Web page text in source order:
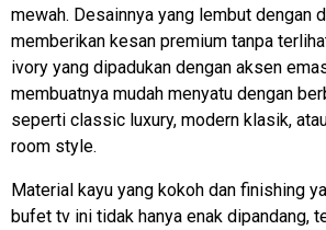
mewah. Desainnya yang lembut dengan
memberikan kesan premium tanpa
ivory yang dipadukan dengan aksen
membuatnya mudah menyatu dengan
seperti classic luxury, modern klasik,
room style.
Material kayu yang kokoh dan finishing
bufet tv ini tidak hanya enak dipandang,